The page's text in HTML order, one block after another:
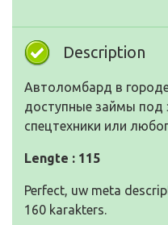
Description
Автоломбард в
доступные займы под
спецтехники или
Lengte : 115
Perfect, uw meta
160 karakters.